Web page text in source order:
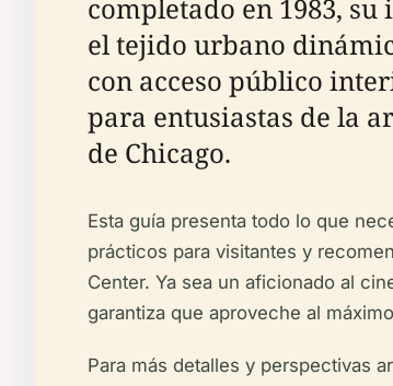
completado en 1983,
el tejido urbano
con acceso público
para entusiastas de la
de Chicago.
Esta guía presenta todo lo que
prácticos para visitantes y
Center. Ya sea un aficionado al
garantiza que aproveche al
Para más detalles y perspectivas